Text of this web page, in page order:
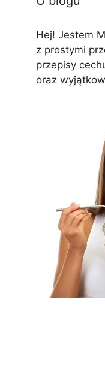
Hej! Jestem
z prostymi
przepisy
oraz